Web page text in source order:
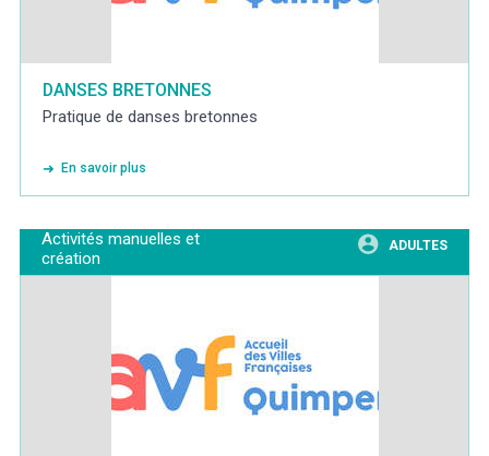
DANSES BRETONNES
Pratique de danses bretonnes
En savoir plus
Activités manuelles et
création
ADULTES